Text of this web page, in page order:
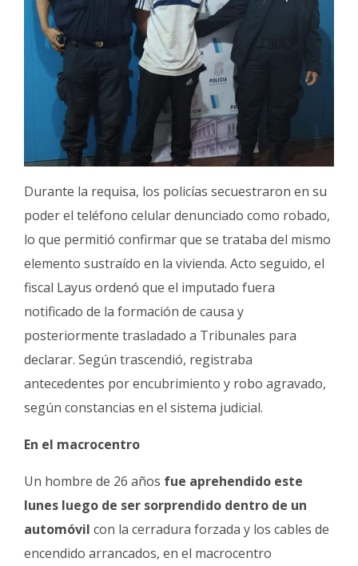
Durante la requisa, los policías secuestraron en su
poder el teléfono celular denunciado como robado,
lo que permitió confirmar que se trataba del mismo
elemento sustraído en la vivienda. Acto seguido, el
fiscal Layus ordenó que el imputado fuera
notificado de la formación de causa y
posteriormente trasladado a Tribunales para
declarar. Según trascendió, registraba
antecedentes por encubrimiento y robo agravado,
según constancias en el sistema judicial.
En el macrocentro
Un hombre de 26 años fue aprehendido este
lunes luego de ser sorprendido dentro de un
automóvil con la cerradura forzada y los cables de
encendido arrancados, en el macrocentro